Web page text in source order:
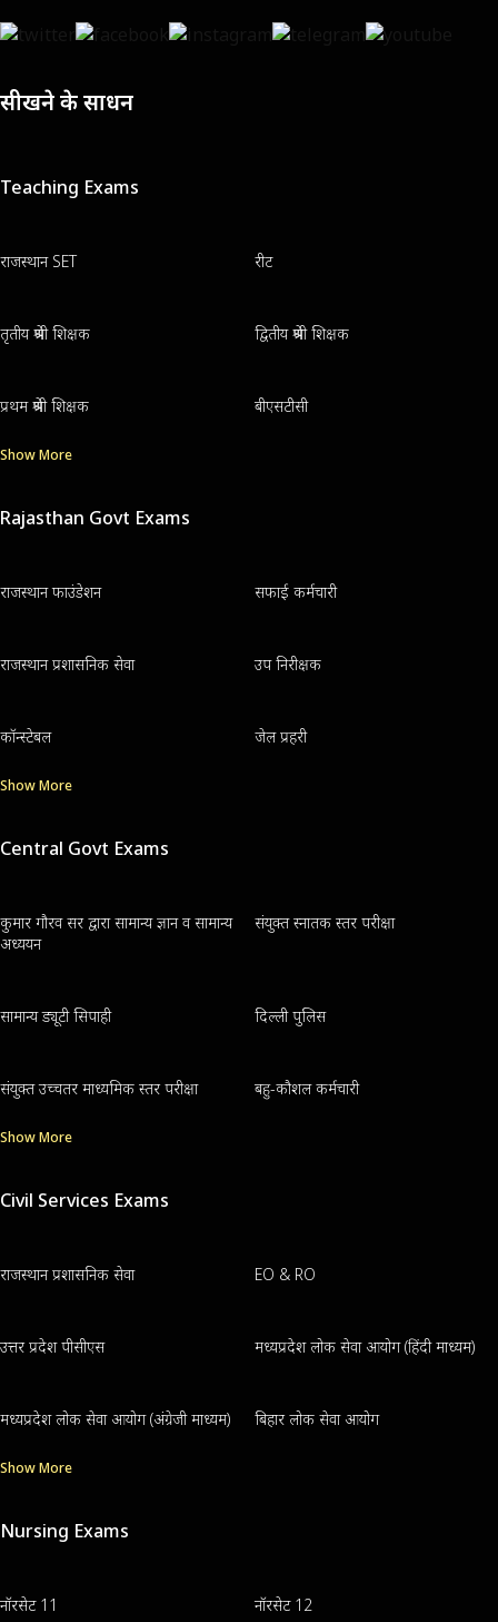
सीखने के साधन
Teaching Exams
राजस्थान SET रीट
तृतीय श्रेणी शिक्षक द्वितीय श्रेणी शिक्षक
प्रथम श्रेणी शिक्षक बीएसटीसी
Show More
Rajasthan Govt Exams
राजस्थान फाउंडेशन सफाई कर्मचारी
राजस्थान प्रशासनिक सेवा उप निरीक्षक
कॉन्स्टेबल जेल प्रहरी
Show More
Central Govt Exams
कुमार गौरव सर द्वारा सामान्य ज्ञान व सामान्य
अध्ययन
संयुक्त स्नातक स्तर परीक्षा
सामान्य ड्यूटी सिपाही दिल्ली पुलिस
संयुक्त उच्चतर माध्यमिक स्तर परीक्षा बहु-कौशल कर्मचारी
Show More
Civil Services Exams
राजस्थान प्रशासनिक सेवा EO & RO
उत्तर प्रदेश पीसीएस मध्यप्रदेश लोक सेवा आयोग (हिंदी माध्यम)
मध्यप्रदेश लोक सेवा आयोग (अंग्रेजी माध्यम) बिहार लोक सेवा आयोग
Show More
Nursing Exams
नॉरसेट 11 नॉरसेट 12